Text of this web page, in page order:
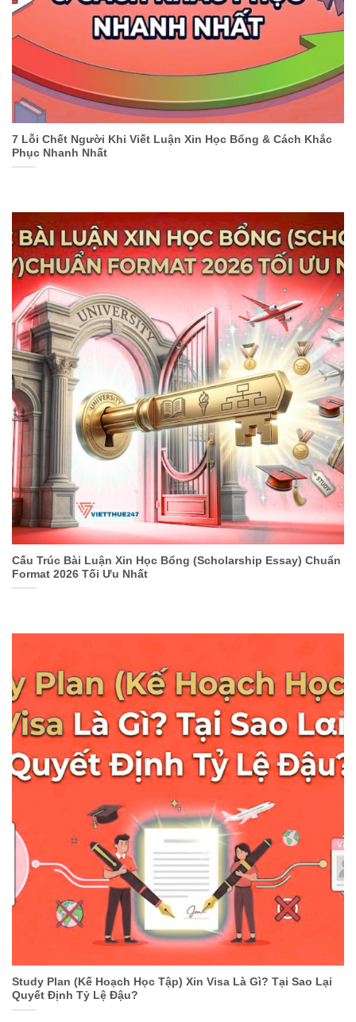
7 Lỗi Chết Người Khi Viết Luận Xin Học Bổng & Cách Khắc
Phục Nhanh Nhất
Cấu Trúc Bài Luận Xin Học Bổng (Scholarship Essay) Chuẩn
Format 2026 Tối Ưu Nhất
Study Plan (Kế Hoạch Học Tập) Xin Visa Là Gì? Tại Sao Lại
Quyết Định Tỷ Lệ Đậu?